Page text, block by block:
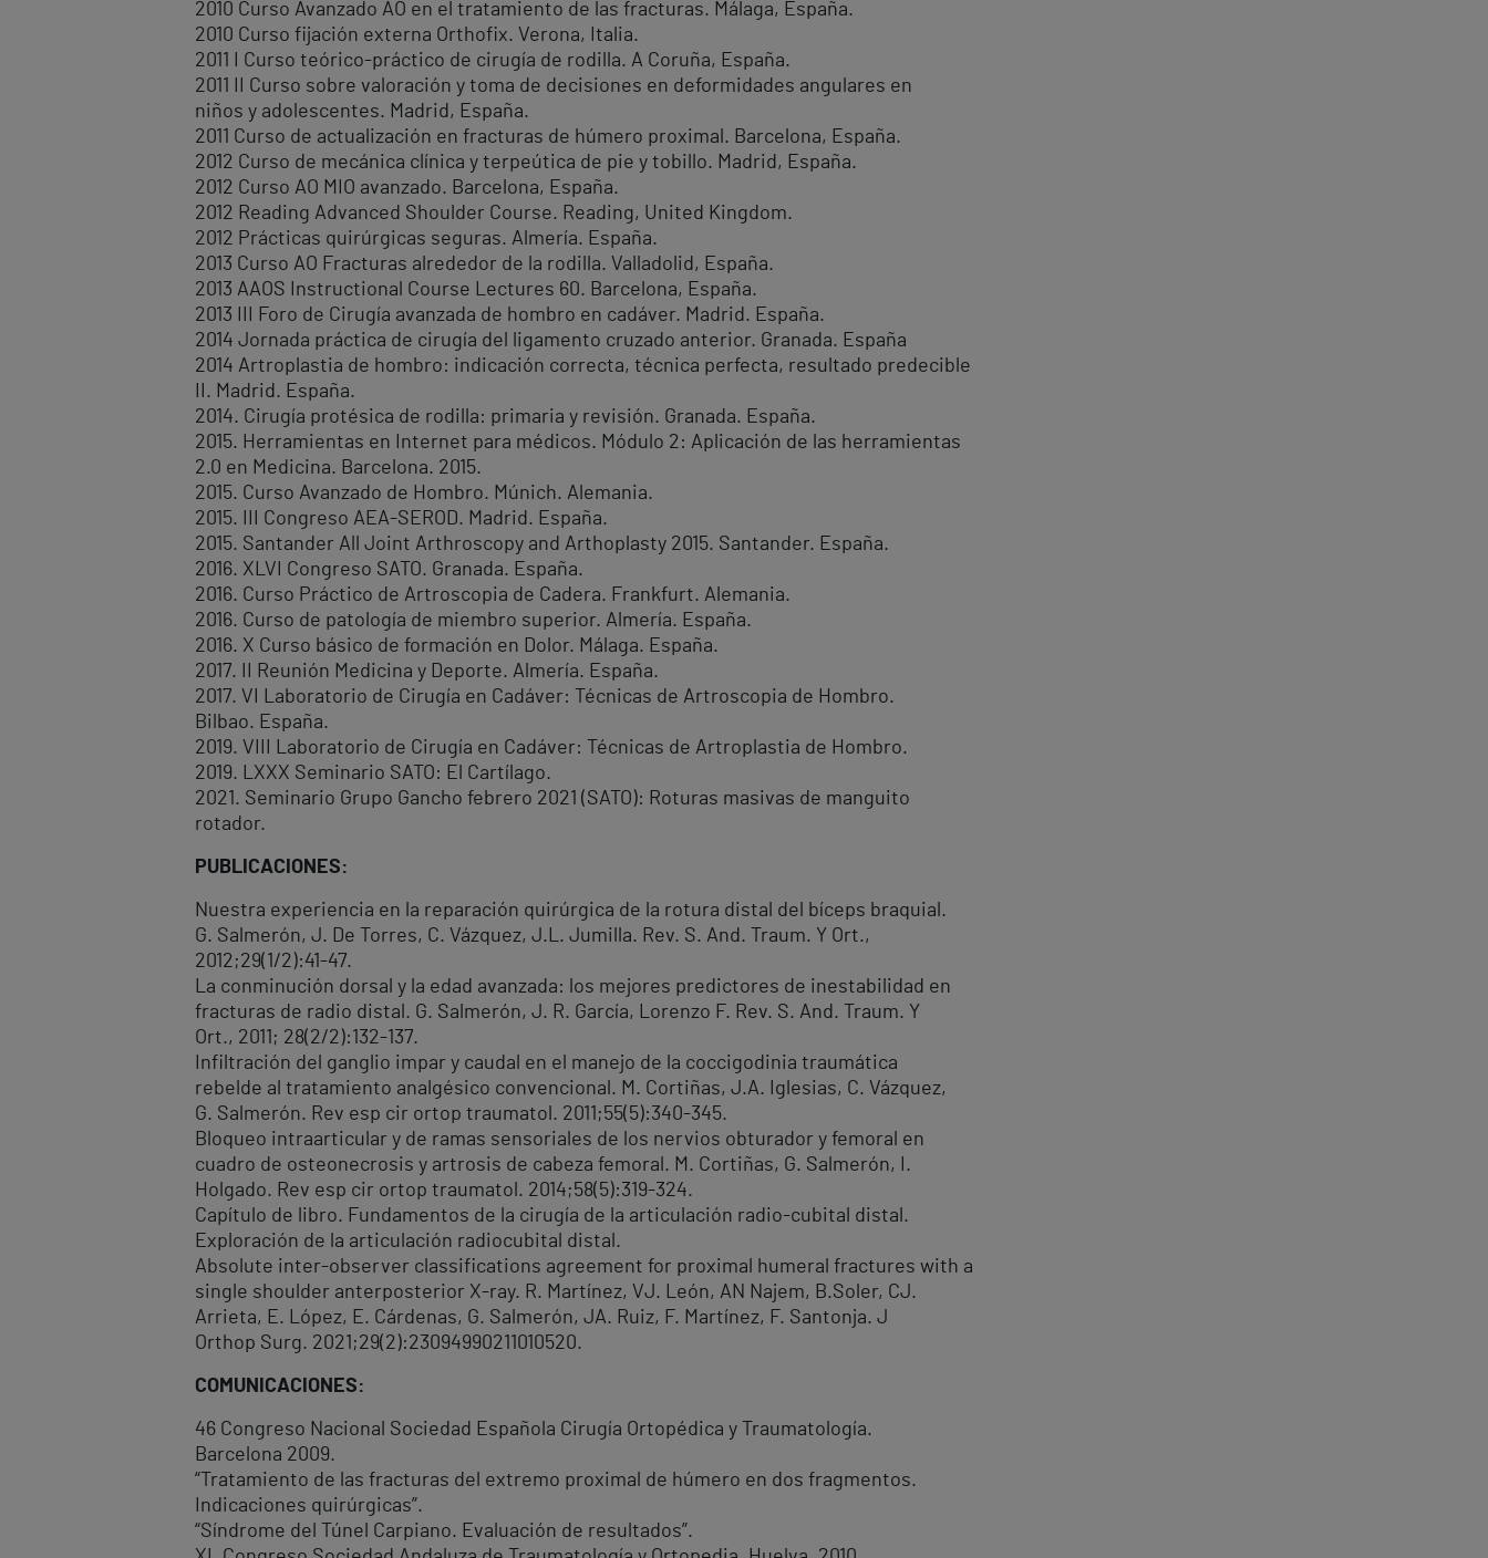
2010 Curso Avanzado AO en el tratamiento de las fracturas. Málaga, España.
2010 Curso fijación externa Orthofix. Verona, Italia.
2011 I Curso teórico-práctico de cirugía de rodilla. A Coruña, España.
2011 II Curso sobre valoración y toma de decisiones en deformidades angulares en
niños y adolescentes. Madrid, España.
2011 Curso de actualización en fracturas de húmero proximal. Barcelona, España.
2012 Curso de mecánica clínica y terpeútica de pie y tobillo. Madrid, España.
2012 Curso AO MIO avanzado. Barcelona, España.
2012 Reading Advanced Shoulder Course. Reading, United Kingdom.
2012 Prácticas quirúrgicas seguras. Almería. España.
2013 Curso AO Fracturas alrededor de la rodilla. Valladolid, España.
2013 AAOS Instructional Course Lectures 60. Barcelona, España.
2013 III Foro de Cirugía avanzada de hombro en cadáver. Madrid. España.
2014 Jornada práctica de cirugía del ligamento cruzado anterior. Granada. España
2014 Artroplastia de hombro: indicación correcta, técnica perfecta, resultado predecible
II. Madrid. España.
2014. Cirugía protésica de rodilla: primaria y revisión. Granada. España.
2015. Herramientas en Internet para médicos. Módulo 2: Aplicación de las herramientas
2.0 en Medicina. Barcelona. 2015.
2015. Curso Avanzado de Hombro. Múnich. Alemania.
2015. III Congreso AEA-SEROD. Madrid. España.
2015. Santander All Joint Arthroscopy and Arthoplasty 2015. Santander. España.
2016. XLVI Congreso SATO. Granada. España.
2016. Curso Práctico de Artroscopia de Cadera. Frankfurt. Alemania.
2016. Curso de patología de miembro superior. Almería. España.
2016. X Curso básico de formación en Dolor. Málaga. España.
2017. II Reunión Medicina y Deporte. Almería. España.
2017. VI Laboratorio de Cirugía en Cadáver: Técnicas de Artroscopia de Hombro.
Bilbao. España.
2019. VIII Laboratorio de Cirugía en Cadáver: Técnicas de Artroplastia de Hombro.
2019. LXXX Seminario SATO: El Cartílago.
2021. Seminario Grupo Gancho febrero 2021 (SATO): Roturas masivas de manguito
rotador.
PUBLICACIONES:
Nuestra experiencia en la reparación quirúrgica de la rotura distal del bíceps braquial.
G. Salmerón, J. De Torres, C. Vázquez, J.L. Jumilla. Rev. S. And. Traum. Y Ort.,
2012;29(1/2):41-47.
La conminución dorsal y la edad avanzada: los mejores predictores de inestabilidad en
fracturas de radio distal. G. Salmerón, J. R. García, Lorenzo F. Rev. S. And. Traum. Y
Ort., 2011; 28(2/2):132-137.
Infiltración del ganglio impar y caudal en el manejo de la coccigodinia traumática
rebelde al tratamiento analgésico convencional. M. Cortiñas, J.A. Iglesias, C. Vázquez,
G. Salmerón. Rev esp cir ortop traumatol. 2011;55(5):340-345.
Bloqueo intraarticular y de ramas sensoriales de los nervios obturador y femoral en
cuadro de osteonecrosis y artrosis de cabeza femoral. M. Cortiñas, G. Salmerón, I.
Holgado. Rev esp cir ortop traumatol. 2014;58(5):319-324.
Capítulo de libro. Fundamentos de la cirugía de la articulación radio-cubital distal.
Exploración de la articulación radiocubital distal.
Absolute inter-observer classifications agreement for proximal humeral fractures with a
single shoulder anterposterior X-ray. R. Martínez, VJ. León, AN Najem, B.Soler, CJ.
Arrieta, E. López, E. Cárdenas, G. Salmerón, JA. Ruiz, F. Martínez, F. Santonja. J
Orthop Surg. 2021;29(2):23094990211010520.
COMUNICACIONES:
46 Congreso Nacional Sociedad Española Cirugía Ortopédica y Traumatología.
Barcelona 2009.
“Tratamiento de las fracturas del extremo proximal de húmero en dos fragmentos.
Indicaciones quirúrgicas”.
“Síndrome del Túnel Carpiano. Evaluación de resultados”.